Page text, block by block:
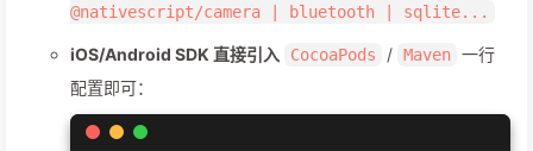
@nativescript/camera | bluetooth | sqlite...
iOS/Android SDK 直接引入 CocoaPods / Maven 一行
配置即可：